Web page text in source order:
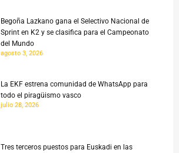
Begoña Lazkano gana el Selectivo Nacional de
Sprint en K2 y se clasifica para el Campeonato
del Mundo
agosto 3, 2026
La EKF estrena comunidad de WhatsApp para
todo el piragüismo vasco
julio 28, 2026
Tres terceros puestos para Euskadi en las